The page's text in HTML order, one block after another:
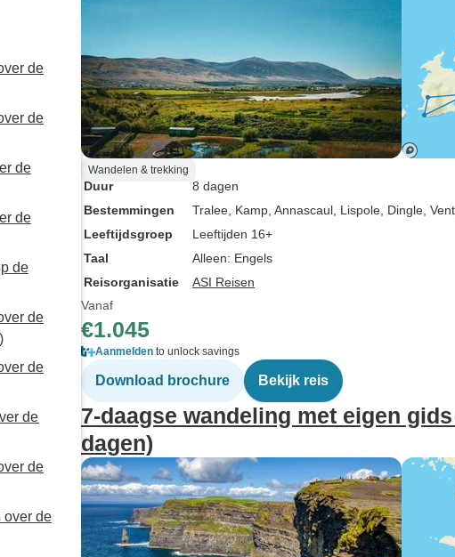
de
de
de
de
de
de
de
de
de
over de
Wandelen & trekking
Duur
8 dagen
Bestemmingen
Tralee , Kamp , Annascaul , Lispole , Dingle ,
Leeftijdsgroep
Leeftijden 16+
Taal
Alleen: Engels
Reisorganisatie
ASI Reisen
Vanaf
€1.045
Aanmelden to unlock savings
Download brochure Bekijk reis
7-daagse wandeling met eigen
dagen)